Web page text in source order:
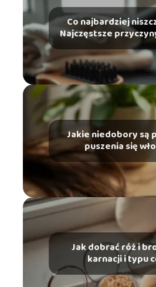
Co najbardziej
Najczęstsze
zapobiec
Jakie niedobory są
puszenia się
Jak dobrać róż i
karnacji i typu